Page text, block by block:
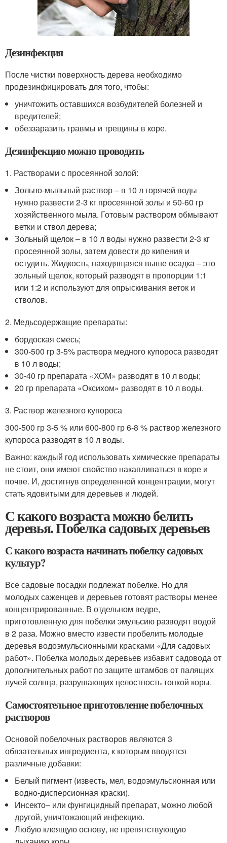
Дезинфекция
После чистки поверхность дерева необходимо
продезинфицировать для того, чтобы:
уничтожить оставшихся возбудителей болезней и
вредителей;
обеззаразить травмы и трещины в коре.
Дезинфекцию можно проводить
1. Растворами с просеянной золой:
Зольно-мыльный раствор – в 10 л горячей воды
нужно развести 2-3 кг просеянной золы и 50-60 гр
хозяйственного мыла. Готовым раствором обмывают
ветки и ствол дерева;
Зольный щелок – в 10 л воды нужно развести 2-3 кг
просеянной золы, затем довести до кипения и
остудить. Жидкость, находящаяся выше осадка – это
зольный щелок, который разводят в пропорции 1:1
или 1:2 и используют для опрыскивания веток и
стволов.
2. Медьсодержащие препараты:
бордоская смесь;
300-500 гр 3-5% раствора медного купороса разводят
в 10 л воды;
30-40 гр препарата «ХОМ» разводят в 10 л воды;
20 гр препарата «Оксихом» разводят в 10 л воды.
3. Раствор железного купороса
300-500 гр 3-5 % или 600-800 гр 6-8 % раствор железного
купороса разводят в 10 л воды.
Важно: каждый год использовать химические препараты
не стоит, они имеют свойство накапливаться в коре и
почве. И, достигнув определенной концентрации, могут
стать ядовитыми для деревьев и людей.
С какого возраста можно белить
деревья. Побелка садовых деревьев
С какого возраста начинать побелку садовых
культур?
Все садовые посадки подлежат побелке. Но для
молодых саженцев и деревьев готовят растворы менее
концентрированные. В отдельном ведре,
приготовленную для побелки эмульсию разводят водой
в 2 раза. Можно вместо извести пробелить молодые
деревья водоэмульсионными красками «Для садовых
работ». Побелка молодых деревьев избавит садовода от
дополнительных работ по защите штамбов от палящих
лучей солнца, разрушающих целостность тонкой коры.
Самостоятельное приготовление побелочных
растворов
Основой побелочных растворов являются 3
обязательных ингредиента, к которым вводятся
различные добавки:
Белый пигмент (известь, мел, водоэмульсионная или
водно-дисперсионная краски).
Инсекто– или фунгицидный препарат, можно любой
другой, уничтожающий инфекцию.
Любую клеящую основу, не препятствующую